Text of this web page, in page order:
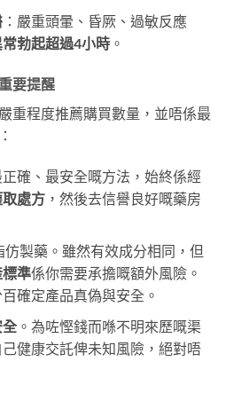
：嚴重頭暈、昏厥、過敏反應
勃起超過4小時。
要提醒
重程度推薦購買數量，並唔係最
確、最安全嘅方法，始終係經
處方，然後去信譽良好嘅藥房
仿製藥。雖然有效成分相同，但
準係你需要承擔嘅額外風險。
確定產品真偽與安全。
。為咗慳錢而喺不明來歷嘅渠
健康交託俾未知風險，絕對唔